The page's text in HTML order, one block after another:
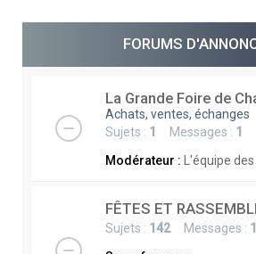
FORUMS
La Grande Foire de
Achats, ventes, échanges
Sujets : 1 Messages : 1
Modérateur :
L'équipe
FÊTES ET
Sujets : 142Messages :